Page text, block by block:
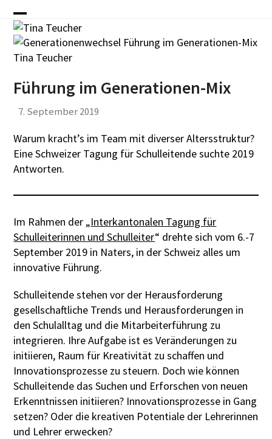
content
Open
mobile
menu
Close
mobile
menu
Führung im Generationen-Mix
7. September 2019
Warum kracht’s im Team mit diverser Altersstruktur?
Eine Schweizer Tagung für Schulleitende suchte 2019
Antworten.
Im Rahmen der „Interkantonalen Tagung für
Schulleiterinnen und Schulleiter“ drehte sich vom 6.-7
September 2019 in Naters, in der Schweiz alles um
innovative Führung.
Schulleitende stehen vor der Herausforderung
gesellschaftliche Trends und Herausforderungen in
den Schulalltag und die Mitarbeiterführung zu
integrieren. Ihre Aufgabe ist es Veränderungen zu
initiieren, Raum für Kreativität zu schaffen und
Innovationsprozesse zu steuern. Doch wie können
Schulleitende das Suchen und Erforschen von neuen
Erkenntnissen initiieren? Innovationsprozesse in Gang
setzen? Oder die kreativen Potentiale der Lehrerinnen
und Lehrer erwecken?